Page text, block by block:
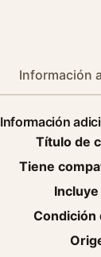
Información
Información
Título de
Tiene
Condición